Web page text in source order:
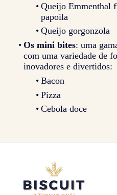
Queijo Emmenthal
papoila
Queijo gorgonzola
Os mini bites: uma
com uma variedade de
inovadores e divertidos:
Bacon
Pizza
Cebola doce